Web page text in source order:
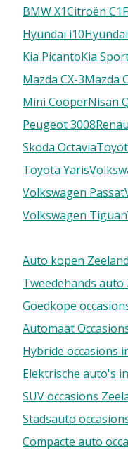
BMW X1Citroën C1
Hyundai i10
Kia PicantoKia
Mazda CX-3Mazda
Mini CooperNisan
Peugeot 3008
Skoda Octavia
Toyota Yaris
Volkswagen Passat
Volkswagen Tiguan
Auto kopen Zeeland
Tweedehands auto
Goedkope
Automaat
Hybride occasions
Elektrische auto's
SUV occasions
Stadsauto
Compacte auto